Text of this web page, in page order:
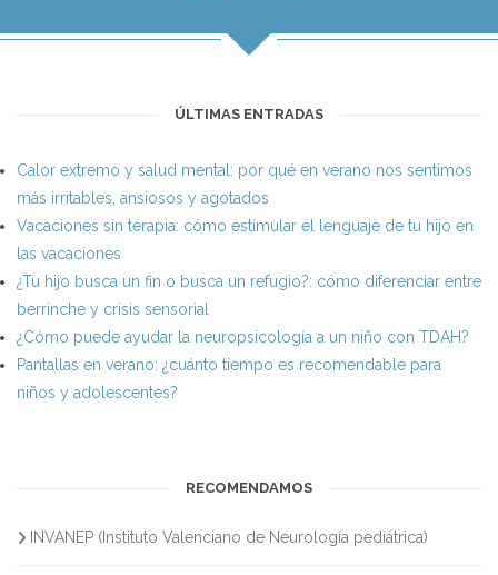
ÚLTIMAS ENTRADAS
Calor extremo y salud mental: por qué en verano nos sentimos
más irritables, ansiosos y agotados
Vacaciones sin terapia: cómo estimular el lenguaje de tu hijo en
las vacaciones
¿Tu hijo busca un fin o busca un refugio?: cómo diferenciar entre
berrinche y crisis sensorial
¿Cómo puede ayudar la neuropsicología a un niño con TDAH?
Pantallas en verano: ¿cuánto tiempo es recomendable para
niños y adolescentes?
RECOMENDAMOS
INVANEP (Instituto Valenciano de Neurología pediátrica)